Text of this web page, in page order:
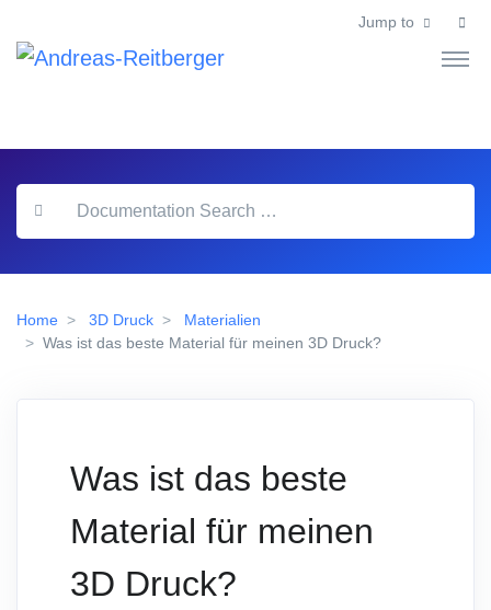
Jump to
Home 3D Druck
Materialien
Was ist das beste Material für meinen 3D Druck?
Was ist das beste
Material für meinen
3D Druck?